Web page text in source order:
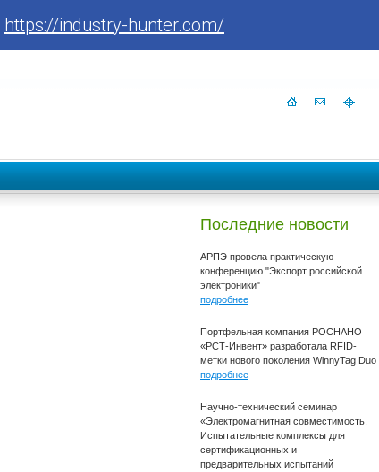
https://industry-hunter.com/
Последние новости
АРПЭ провела практическую
конференцию "Экспорт российской
электроники"
подробнее
Портфельная компания РОСНАНО
«РСТ-Инвент» разработала RFID-
метки нового поколения WinnyTag Duo
подробнее
Научно-технический семинар
«Электромагнитная совместимость.
Испытательные комплексы для
сертификационных и
предварительных испытаний